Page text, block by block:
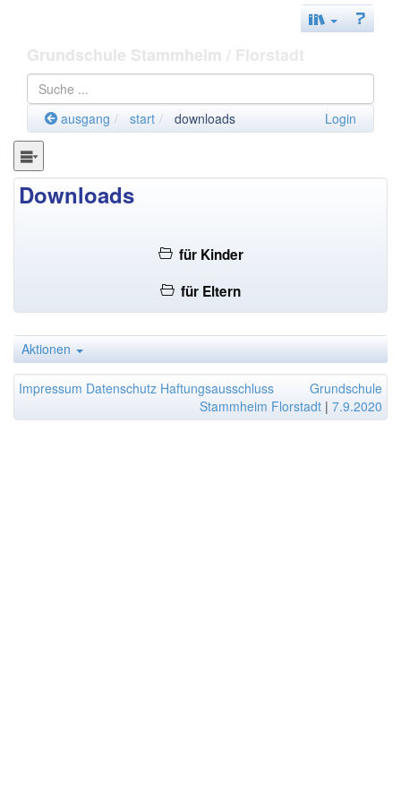
Grundschule Stammheim
ausgang start downloads Login
Downloads
für Kinder
für Eltern
Aktionen
Impressum Datenschutz Haftungsausschluss
Grundschule
Stammheim Florstadt | 7.9.2020